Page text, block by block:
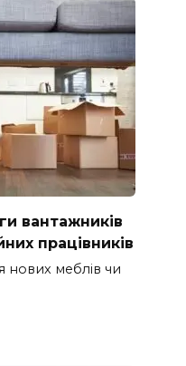
вантажників
працівників
нових меблів чи